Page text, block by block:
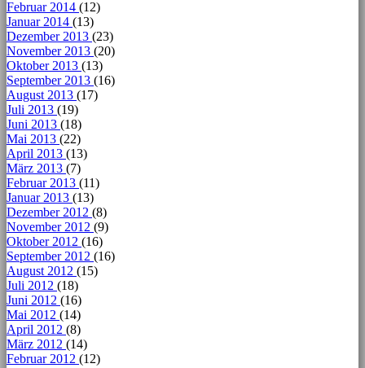
Februar 2014 (12)
Januar 2014 (13)
Dezember 2013 (23)
November 2013 (20)
Oktober 2013 (13)
September 2013 (16)
August 2013 (17)
Juli 2013 (19)
Juni 2013 (18)
Mai 2013 (22)
April 2013 (13)
März 2013 (7)
Februar 2013 (11)
Januar 2013 (13)
Dezember 2012 (8)
November 2012 (9)
Oktober 2012 (16)
September 2012 (16)
August 2012 (15)
Juli 2012 (18)
Juni 2012 (16)
Mai 2012 (14)
April 2012 (8)
März 2012 (14)
Februar 2012 (12)